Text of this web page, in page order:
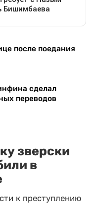
после поедания
сделал
переводов
зверски
в
к преступлению